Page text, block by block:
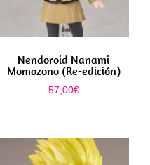
Nendoroid Nanami
Momozono (Re-edición)
57,00€